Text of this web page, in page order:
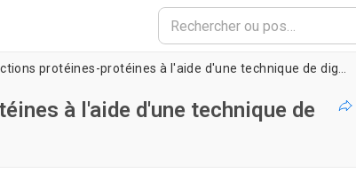
à l'aide d'une technique de